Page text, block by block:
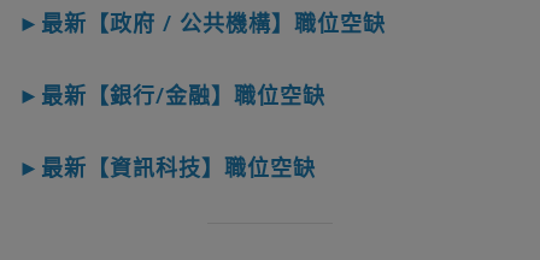
►最新【政府 / 公共機構】職位空缺
►最新【銀行/金融】職位空缺
►最新【資訊科技】職位空缺